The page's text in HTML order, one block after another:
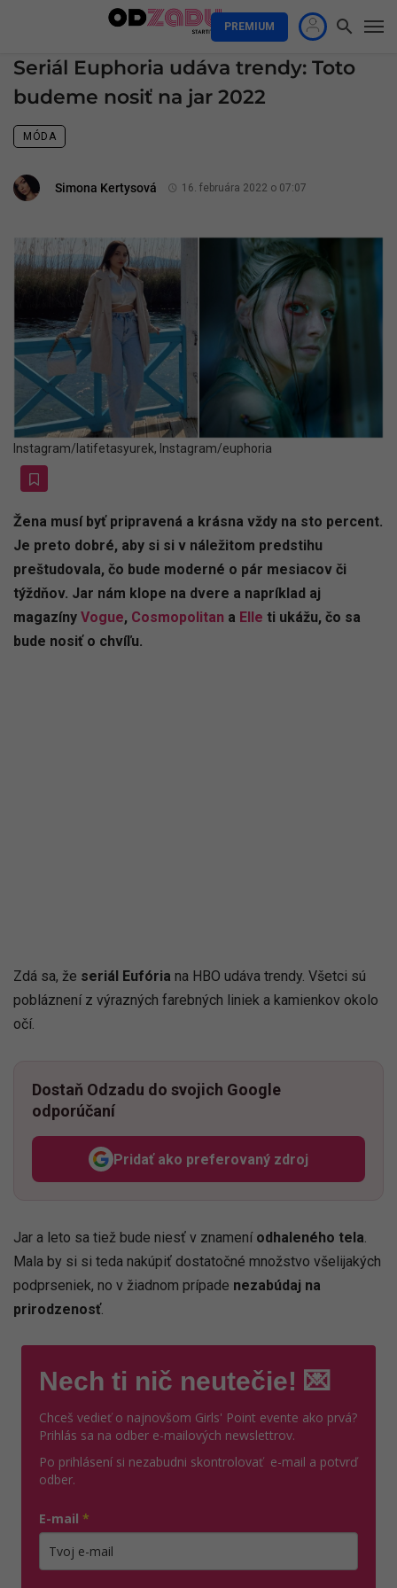
PREMIUM
Seriál Euphoria udáva trendy: Toto
budeme nosiť na jar 2022
MÓDA
Simona Kertysová 16. februára 2022 o 07:07
Instagram/latifetasyurek, Instagram/euphoria
Žena musí byť pripravená a krásna vždy na sto percent.
Je preto dobré, aby si si v náležitom predstihu
preštudovala, čo bude moderné o pár mesiacov či
týždňov. Jar nám klope na dvere a napríklad aj
magazíny Vogue, Cosmopolitan a Elle ti ukážu, čo sa
bude nosiť o chvíľu.
Zdá sa, že seriál Eufória na HBO udáva trendy. Všetci sú
pobláznení z výrazných farebných liniek a kamienkov okolo
očí.
Dostaň Odzadu do svojich Google
odporúčaní
Pridať ako preferovaný zdroj
Odzadu, odkaz sa otvorí v
Jar a leto sa tiež bude niesť v znamení odhaleného tela.
Mala by si si teda nakúpiť dostatočné množstvo všelijakých
podprseniek, no v žiadnom prípade nezabúdaj na
prirodzenosť.
Nech ti nič neutečie! 💌
Chceš vedieť o najnovšom Girls' Point evente ako prvá?
Prihlás sa na odber e-mailových newslettrov.
Po prihlásení si nezabudni skontrolovať e-mail a potvrď
odber.
E-mail *